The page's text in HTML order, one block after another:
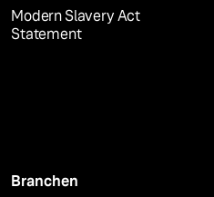
Modern Slavery Act
Statement
Branchen